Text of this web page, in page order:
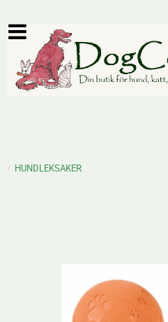
HUNDLEKSAKER